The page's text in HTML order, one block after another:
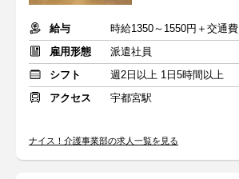
給与
時給1350～1550円＋交通費
雇用形態
派遣社員
シフト
週2日以上 1日5時間以上
アクセス
宇都宮駅
ナイス！介護事業部の求人一覧を見る